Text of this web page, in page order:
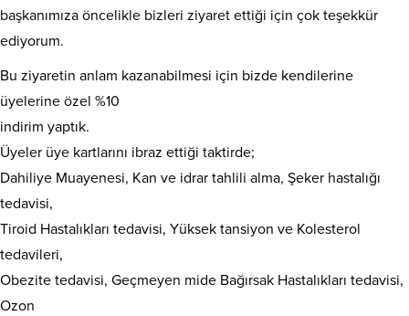
başkanımıza öncelikle bizleri ziyaret ettiği için çok teşekkür
ediyorum.
Bu ziyaretin anlam kazanabilmesi için bizde kendilerine
üyelerine özel %10
indirim yaptık.
Üyeler üye kartlarını ibraz ettiği taktirde;
Dahiliye Muayenesi, Kan ve idrar tahlili alma, Şeker hastalığı
tedavisi,
Tiroid Hastalıkları tedavisi, Yüksek tansiyon ve Kolesterol
tedavileri,
Obezite tedavisi, Geçmeyen mide Bağırsak Hastalıkları tedavisi,
Ozon